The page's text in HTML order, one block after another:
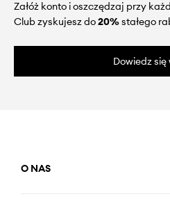
Załóż konto i oszczędzaj przy
Club zyskujesz do20%stałego
Dowiedz się
O NAS